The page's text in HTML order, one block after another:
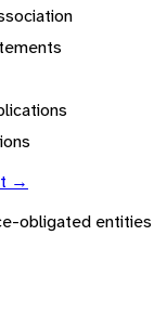
→
obligated entities